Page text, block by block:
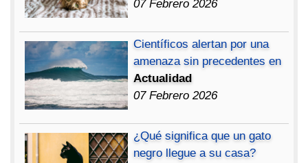
07 Febrero 2026
Científicos alertan por una
amenaza sin precedentes en
Actualidad
07 Febrero 2026
¿Qué significa que un gato
negro llegue a su casa?